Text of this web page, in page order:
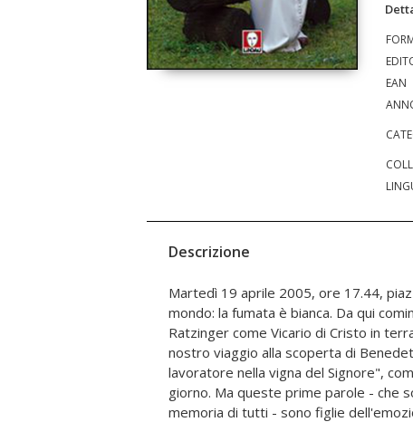
EAN
Descrizione
Martedì 19 aprile 2005, ore 17.44,
mondo: la fumata è bianca. Da qui
Ratzinger come Vicario di Cristo in
nostro viaggio alla scoperta di
lavoratore nella vigna del Signore",
giorno. Ma queste prime parole - che
memoria di tutti - sono figlie
preziosi per ricostruire il profilo
attraverso l'analisi di uno stile in cui
lezioni più importanti. In particolare al
per una volta, l'umiltà - la più
più gustoso, l'umorismo, due parole
una comune radice etimologica.
insuperbisce, è a un tempo umile e dotato